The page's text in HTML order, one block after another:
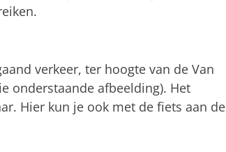
verkeer, ter hoogte van de Van
onderstaande afbeelding). Het
Hier kun je ook met de fiets aan de